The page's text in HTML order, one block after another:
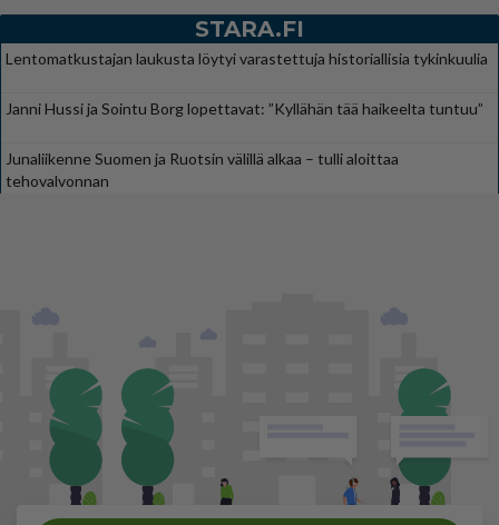
STARA.FI
Lentomatkustajan laukusta löytyi varastettuja historiallisia tykinkuulia
Janni Hussi ja Sointu Borg lopettavat: ”Kyllähän tää haikeelta tuntuu”
Junaliikenne Suomen ja Ruotsin välillä alkaa – tulli aloittaa
tehovalvonnan